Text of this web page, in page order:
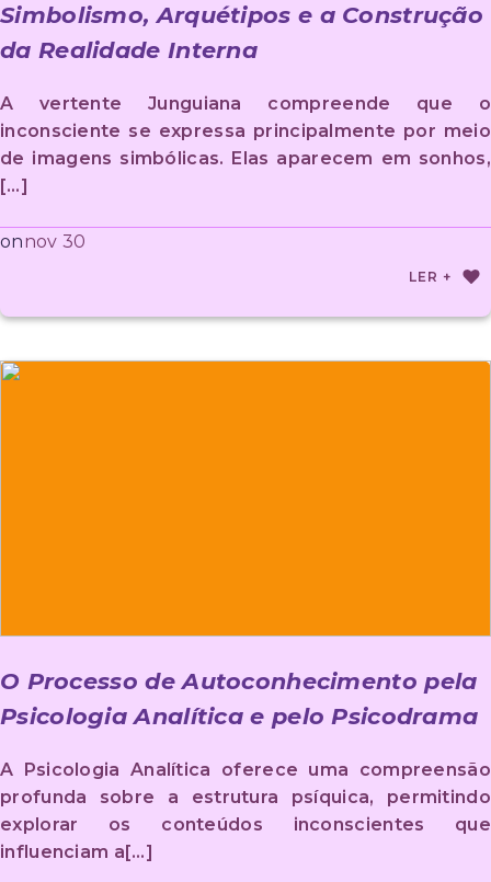
Simbolismo, Arquétipos e a Construção
da Realidade Interna
A vertente Junguiana compreende que o
inconsciente se expressa principalmente por meio
de imagens simbólicas. Elas aparecem em sonhos,
[…]
onnov 30
LER +
O Processo de Autoconhecimento pela
Psicologia Analítica e pelo Psicodrama
A Psicologia Analítica oferece uma compreensão
profunda sobre a estrutura psíquica, permitindo
explorar os conteúdos inconscientes que
influenciam a[…]